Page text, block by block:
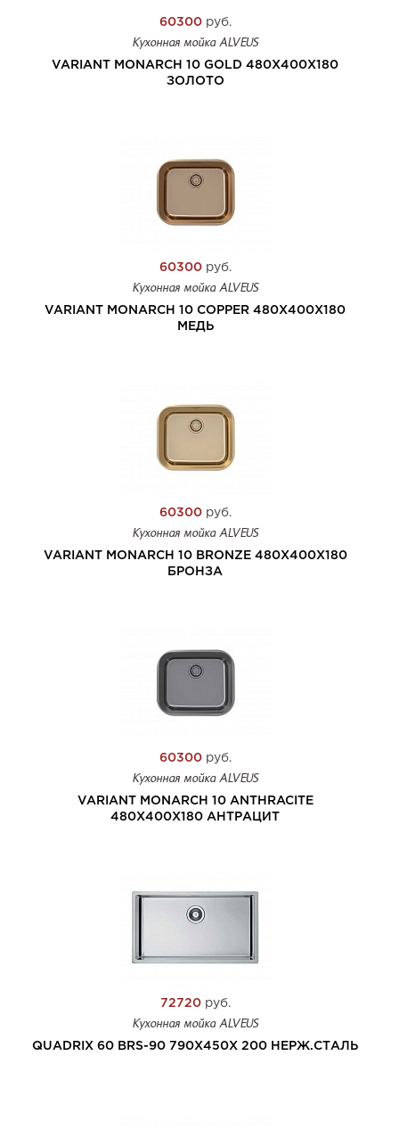
60300руб.
Кухонная мойка ALVEUS
VARIANT MONARCH 10 GOLD 480X400X180
ЗОЛОТО
60300руб.
Кухонная мойка ALVEUS
VARIANT MONARCH 10 COPPER 480X400X180
МЕДЬ
60300руб.
Кухонная мойка ALVEUS
VARIANT MONARCH 10 BRONZE 480X400X180
БРОНЗА
60300руб.
Кухонная мойка ALVEUS
VARIANT MONARCH 10 ANTHRACITE
480X400X180 АНТРАЦИТ
72720руб.
Кухонная мойка ALVEUS
QUADRIX 60 BRS-90 790X450X 200 НЕРЖ.СТАЛЬ